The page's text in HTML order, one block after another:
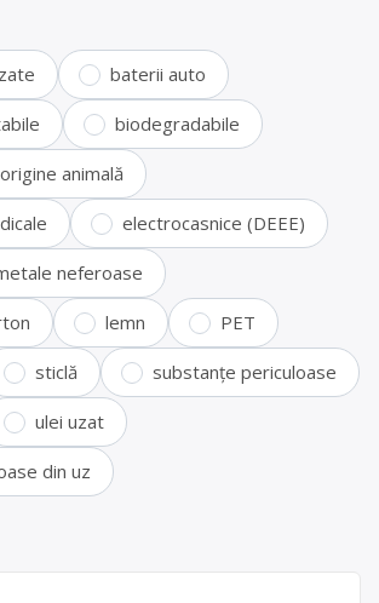
baterii auto
biodegradabile
animală
electrocasnice (DEEE)
neferoase
lemn PET
sticlă substanțe periculoase
ulei uzat
din uz